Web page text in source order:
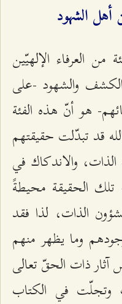
أهل الشهود
العرفاء الإلهيّين
والشهود -على
هو أنّ هذه الفئة
قد تبدّلت حقيقتهم
والاندكاك في
الحقيقة محيطةً
الذات، لذا فقد
وما يظهر منهم
ذات الحقّ تعالى
وتجلّت في الكتاب